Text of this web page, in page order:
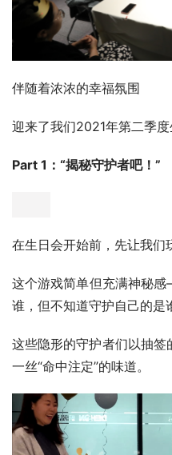
伴随着浓浓的幸福氛围
迎来了我们2021年第二季
Part 1：“揭秘守护者吧！”
在生日会开始前，先让我们
这个游戏简单但充满神秘
谁，但不知道守护自己的是
这些隐形的守护者们以抽签
一丝“命中注定”的味道。